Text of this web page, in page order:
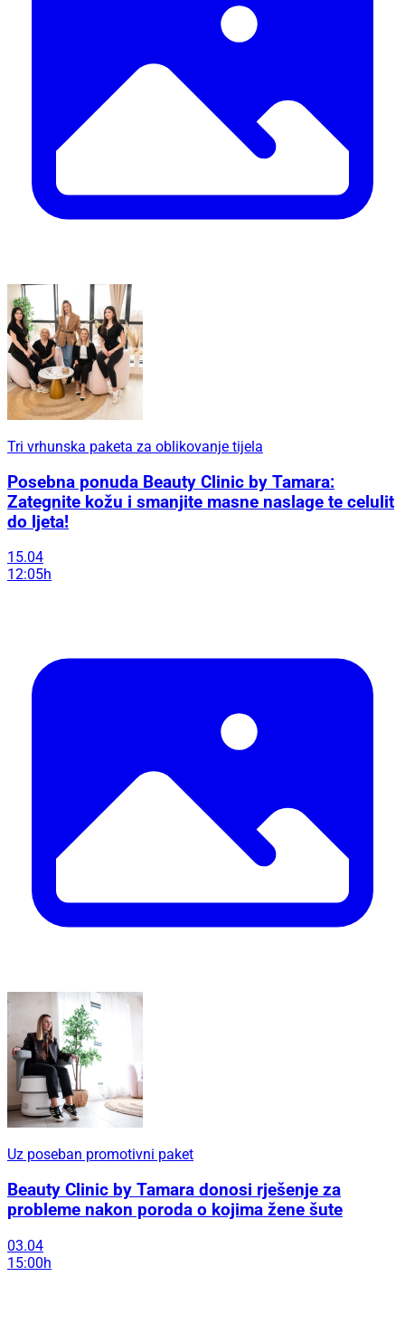
Tri vrhunska paketa za oblikovanje tijela
Posebna ponuda Beauty Clinic by Tamara:
Zategnite kožu i smanjite masne naslage te celulit
do ljeta!
15.04
12:05h
Uz poseban promotivni paket
Beauty Clinic by Tamara donosi rješenje za
probleme nakon poroda o kojima žene šute
03.04
15:00h